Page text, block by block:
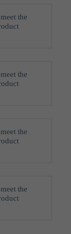
the
the
the
the